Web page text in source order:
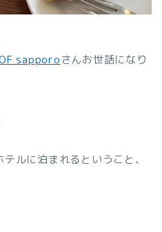
sapporoさんお世話になり
ルに泊まれるということ、